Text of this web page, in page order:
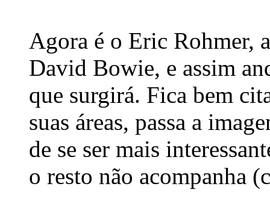
Agora é o Eric Rohmer,
David Bowie, e assim
que surgirá. Fica bem
suas áreas, passa a
de se ser mais
o resto não acompanha